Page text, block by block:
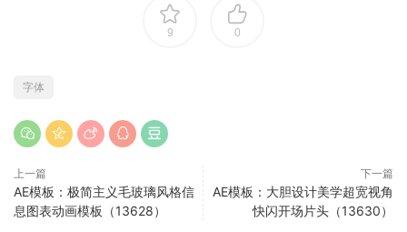
9 0
字体
上一篇
AE模板：极简主义毛玻璃风格信
息图表动画模板（13628）
下一篇
AE模板：大胆设计美学超宽视角
快闪开场片头（13630）